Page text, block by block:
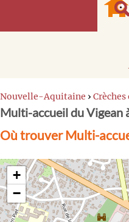
Nouvelle-Aquitaine › Crèches
Multi-accueil du Vigean
Où trouver Multi-
+
−